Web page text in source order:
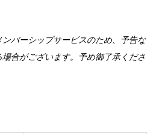
バーシップサービスのため、予告な
合がございます。予め御了承くださ